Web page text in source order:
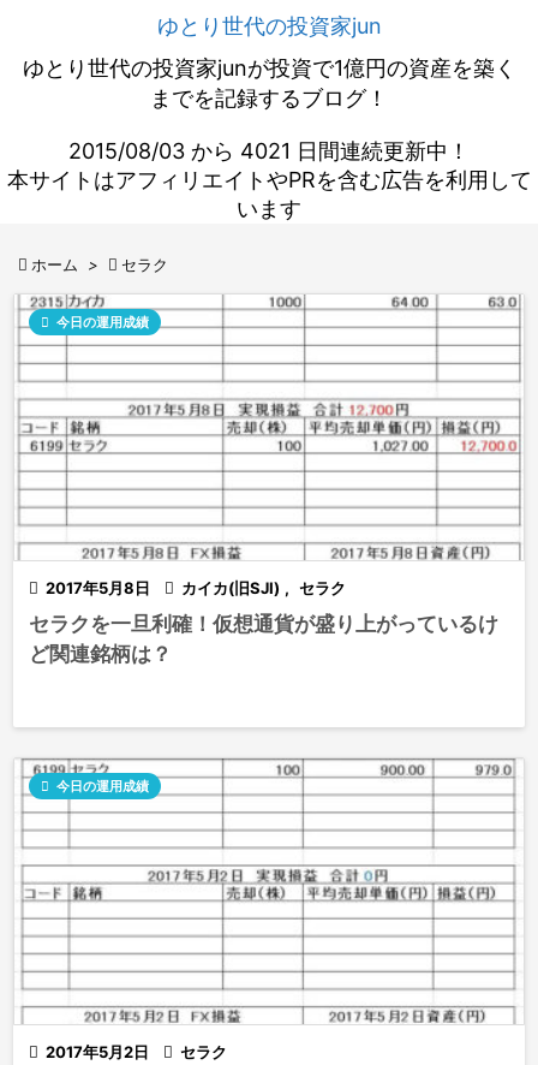
ゆとり世代の投資家jun
ゆとり世代の投資家junが投資で1億円の資産を築く
までを記録するブログ！
2015/08/03 から 4021 日間連続更新中！
本サイトはアフィリエイトやPRを含む広告を利用して
います
 ホーム >  セラク
 2017年5月8日
 今日の運用成績
 カイカ(旧SJI) , セラク
セラクを一旦利確！仮想通貨が盛り上がっているけ
ど関連銘柄は？
 2017年5月2日
 今日の運用成績
 セラク